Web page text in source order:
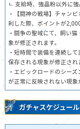
ㄴ 支給時、強晶粉以外に
・【闘神の戦場】チャン
利した際、ポイントが
・闘争の聖域にて、飼い
象が修正されます。
・短時間で装備を連続し
保存される現象が修正され
・エピックロードのシー
が正常に反映されない現象
ガチャスケジュー